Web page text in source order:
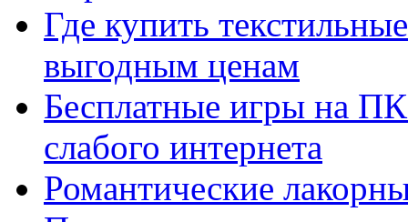
Где купить
выгодным ценам
Бесплатные игры на
слабого интернета
Романтические